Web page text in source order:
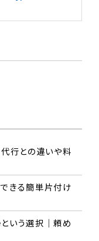
行との違いや料
きる簡単片付け
いう選択｜頼め